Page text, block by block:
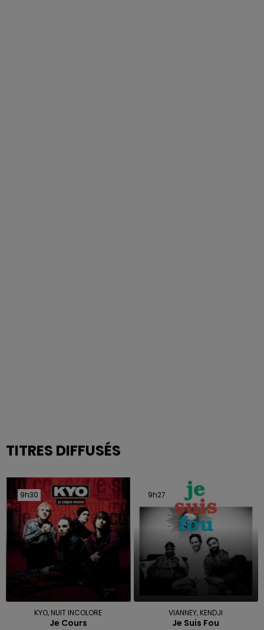
TITRES DIFFUSÉS
9h30
9h30
KYO, NUIT INCOLORE
Je Cours
9h27
9h27
VIANNEY, KENDJI
Je Suis Fou